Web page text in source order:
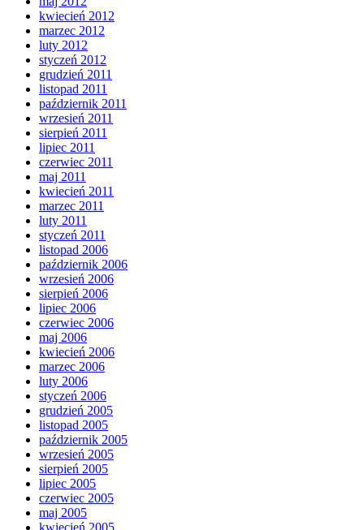
kwiecień 2012
marzec 2012
luty 2012
styczeń 2012
grudzień 2011
listopad 2011
październik 2011
wrzesień 2011
sierpień 2011
lipiec 2011
czerwiec 2011
maj 2011
kwiecień 2011
marzec 2011
luty 2011
styczeń 2011
listopad 2006
październik 2006
wrzesień 2006
sierpień 2006
lipiec 2006
czerwiec 2006
maj 2006
kwiecień 2006
marzec 2006
luty 2006
styczeń 2006
grudzień 2005
listopad 2005
październik 2005
wrzesień 2005
sierpień 2005
lipiec 2005
czerwiec 2005
maj 2005
kwiecień 2005